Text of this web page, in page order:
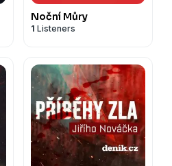
Noční Můry
1 Listeners